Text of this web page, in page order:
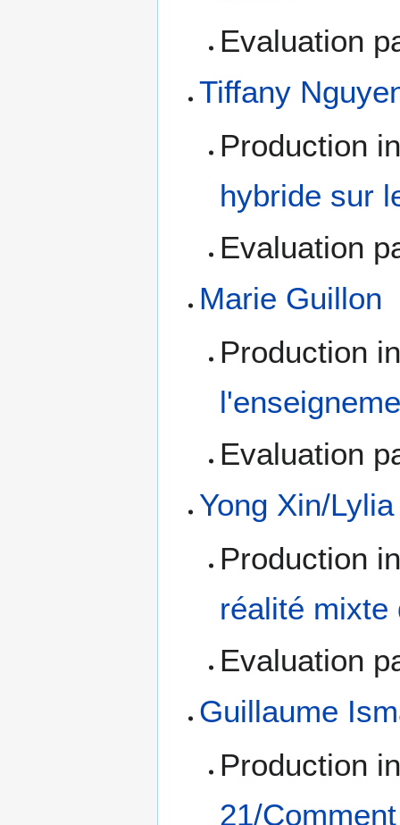
Evaluation
Tiffany
Production
hybride sur
Evaluation
Marie Guillon
Production
Evaluation
Yong Xin/
Production
réalité mixte
Evaluation
Guillaume
Production
21/